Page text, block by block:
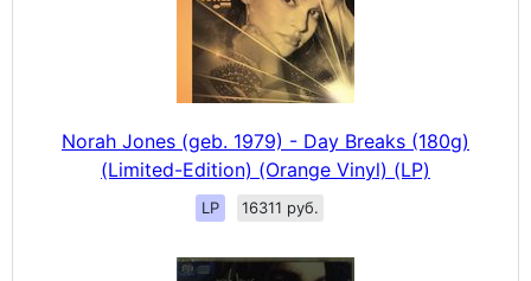
Norah Jones (geb. 1979) - Day Breaks (180g)
(Limited-Edition) (Orange Vinyl) (LP)
LP 16311 руб.